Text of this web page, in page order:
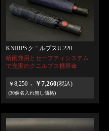
KNIRPSクニルプスU.220
晴雨兼用とセーフティシステム
で充実のクニルプス携帯傘
￥8,250→ ￥7,260(税込)
(30個名入れ無し価格)